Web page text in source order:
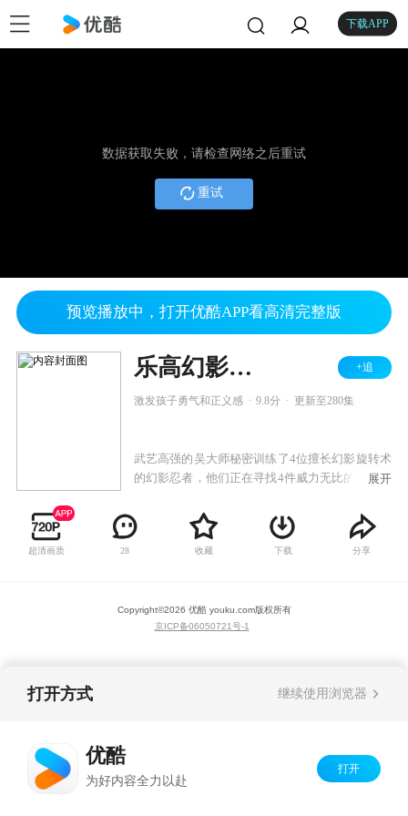
下载APP
数据获取失败，请检查网络之后重试
重试
预览播放中，打开优酷APP看高清完整版
乐高幻影忍者 +追
激发孩子勇气和正义感 9.8分 更新至280集
武艺高强的吴大师秘密训练了4位擅长幻影旋转术
的幻影忍者，他们正在寻找4件威力无比的黄金幻
的骷髅军团紧随其后，企图夺走武器并作恶世
界。勇敢的幻影忍者们踏上征途，一路战斗、征
服神龙穿行地下世界并运用强大的幻影旋转术来
展开
超清画质 28 收藏 下载 分享
Copyright©2026 优酷 youku.com版权所有
京ICP备06050721号-1
打开方式 继续使用浏览器
优酷
为好内容全力以赴
打开